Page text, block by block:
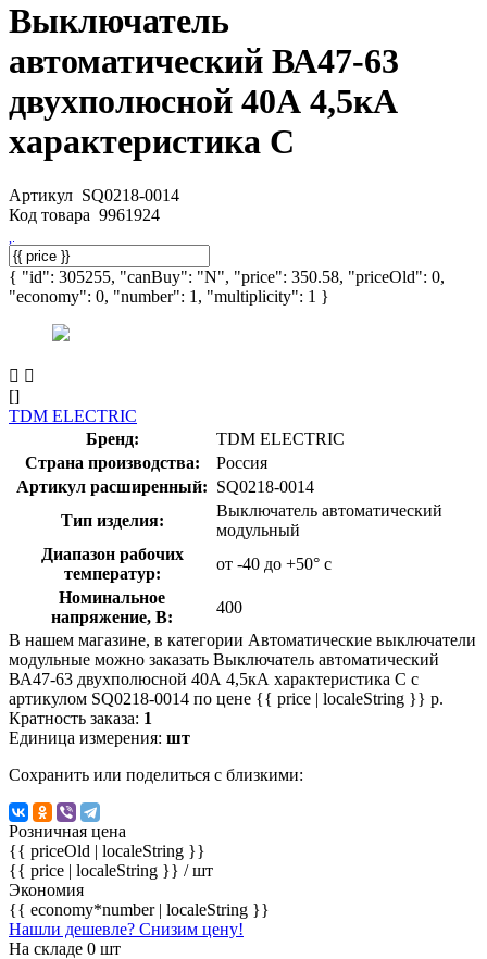
Выключатель
автоматический ВА47-63
двухполюсной 40А 4,5кА
характеристика С
Артикул SQ0218-0014
Код товара 9961924
{ "id": 305255, "canBuy": "N", "price": 350.58, "priceOld": 0,
"economy": 0, "number": 1, "multiplicity": 1 }
[]
TDM ELECTRIC
Бренд:
TDM ELECTRIC
Страна производства:
Россия
Артикул расширенный: SQ0218-0014
Тип изделия:
Выключатель автоматический
модульный
Диапазон рабочих
температур:
от -40 до +50° с
Номинальное
напряжение, В:
400
В нашем магазине, в категории Автоматические выключатели
модульные можно заказать Выключатель автоматический
ВА47-63 двухполюсной 40А 4,5кА характеристика С с
артикулом SQ0218-0014 по цене {{ price | localeString }} р.
Кратность заказа: 1
Единица измерения: шт
Сохранить или поделиться с близкими:
Розничная цена
{{ priceOld | localeString }}
{{ price | localeString }} / шт
Экономия
{{ economy*number | localeString }}
Нашли дешевле? Снизим цену!
На складе 0 шт